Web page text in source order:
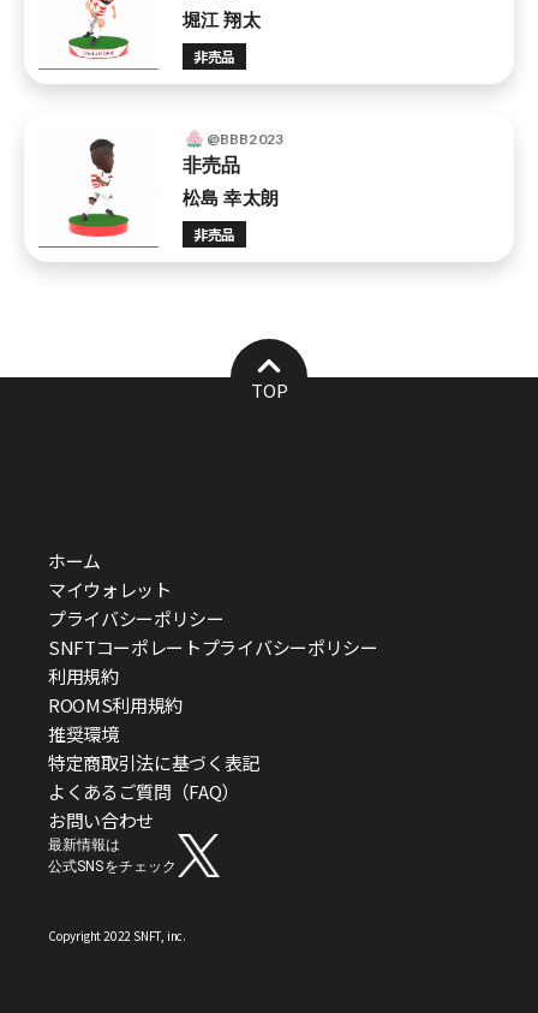
堀江 翔太
非売品
@BBB2023
非売品
松島 幸太朗
非売品
TOP
ホーム
マイウォレット
プライバシーポリシー
SNFTコーポレートプライバシーポリシー
利用規約
ROOMS利用規約
推奨環境
特定商取引法に基づく表記
よくあるご質問（FAQ）
お問い合わせ
最新情報は
公式SNSをチェック
Copyright 2022 SNFT, inc.